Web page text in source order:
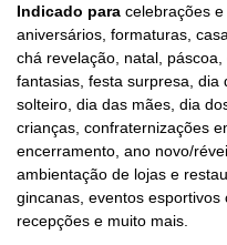
Indicado para celebrações
aniversários, formaturas,
chá revelação, natal,
fantasias, festa surpresa, dia
solteiro, dia das mães, dia
crianças, confraternizações
encerramento, ano novo/
ambientação de lojas e
gincanas, eventos esportivos
recepções e muito mais.